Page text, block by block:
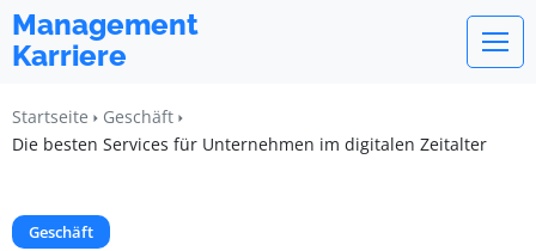
Management
Karriere
Startseite
Geschäft
Die besten Services für Unternehmen im digitalen Zeitalter
Geschäft